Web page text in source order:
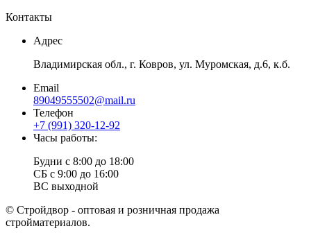
Контакты
Адрес
Владимирская обл., г. Ковров, ул. Муромская, д.6, к.б.
Email
89049555502@mail.ru
Телефон
+7 (991) 320-12-92
Часы работы:
Будни с 8:00 до 18:00
СБ с 9:00 до 16:00
ВС выходной
© Стройдвор - оптовая и розничная продажа
стройматериалов.